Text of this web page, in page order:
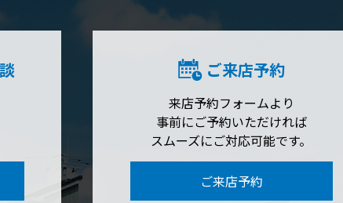
ご来店予約
来店予約フォームより
事前にご予約いただければ
スムーズにご対応可能です。
ご来店予約